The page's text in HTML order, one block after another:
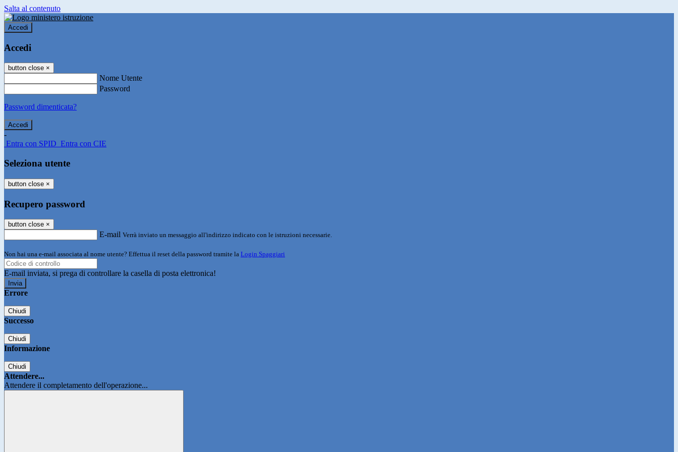
Salta al contenuto
Accedi
Accedi
button close ×
Nome Utente
Password
Password dimenticata?
-
Entra con SPID Entra con CIE
Seleziona utente
button close ×
Recupero password
button close ×
E-mail Verrà inviato un messaggio all'indirizzo indicato con le istruzioni necessarie.
Non hai una e-mail associata al nome utente? Effettua il reset della password tramite la Login Spaggiari
E-mail inviata, si prega di controllare la casella di posta elettronica!
Errore
Chiudi
Successo
Chiudi
Informazione
Chiudi
Attendere...
Attendere il completamento dell'operazione...